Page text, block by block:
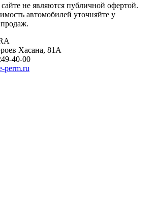
не являются публичной офертой.
автомобилей уточняйте у
Хасана, 81А
40-00
perm.ru